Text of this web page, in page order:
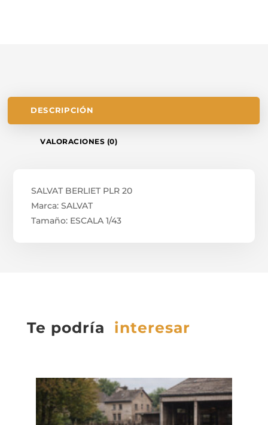
DESCRIPCIÓN
VALORACIONES (0)
SALVAT BERLIET PLR 20
Marca: SALVAT
Tamaño: ESCALA 1/43
Te podría interesar